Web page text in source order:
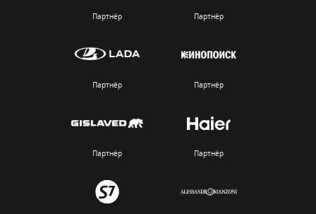
Партнёр Партнёр
Партнёр Партнёр
Партнёр Партнёр